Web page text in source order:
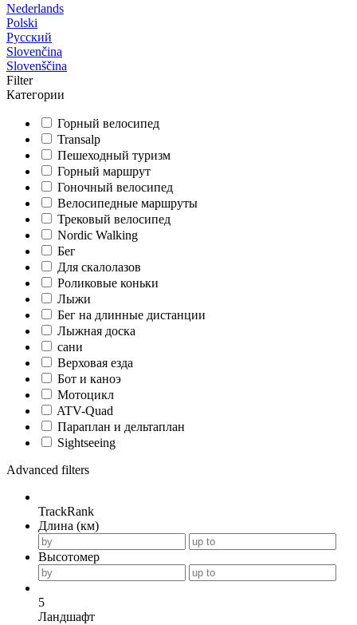
Nederlands
Polski
Русский
Slovenčina
Slovenščina
Filter
Категории
Горный велосипед
Transalp
Пешеходный туризм
Горный маршрут
Гоночный велосипед
Велосипедные маршруты
Трековый велосипед
Nordic Walking
Бег
Для скалолазов
Роликовые коньки
Лыжи
Бег на длинные дистанции
Лыжная доска
сани
Верховая езда
Бот и каноэ
Мотоцикл
ATV-Quad
Параплан и дельтаплан
Sightseeing
Advanced filters
TrackRank
Длина (км)
Высотомер
5
Ландшафт